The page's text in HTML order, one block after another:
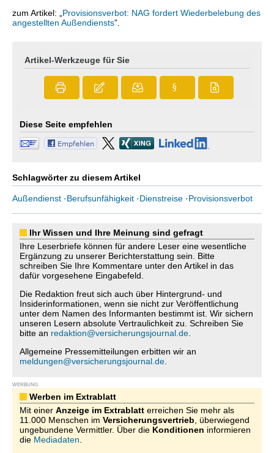
zum Artikel: „ Provisionsverbot: NAG fordert Wiederbelebung des
angestellten Außendiensts”.
Artikel-Werkzeuge für Sie
§
Diese Seite empfehlen
Schlagwörter zu diesem Artikel
Außendienst ·Berufsunfähigkeit ·Dienstreise ·Provisionsverbot
Ihr Wissen und Ihre Meinung sind gefragt
Ihre Leserbriefe können für andere Leser eine wesentliche
Ergänzung zu unserer Berichterstattung sein. Bitte
schreiben Sie Ihre Kommentare unter den Artikel in das
dafür vorgesehene Eingabefeld.
Die Redaktion freut sich auch über Hintergrund- und
Insiderinformationen, wenn sie nicht zur Veröffentlichung
unter dem Namen des Informanten bestimmt ist. Wir sichern
unseren Lesern absolute Vertraulichkeit zu. Schreiben Sie
bitte an redaktion@versicherungsjournal.de
Allgemeine Pressemitteilungen erbitten wir an
meldungen@versicherungsjournal.de
WERBUNG
Werben im Extrablatt
Mit einer Anzeige im Extrablatt erreichen Sie mehr als
11.000 Menschen im Versicherungsvertrieb , überwiegend
ungebundene Vermittler. Über die Konditionen informieren
die Mediadaten